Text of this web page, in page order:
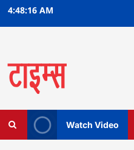
4:48:17 AM
Watch Video